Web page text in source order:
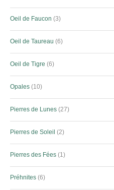
Oeil de Faucon 3
Oeil de Taureau 6
Oeil de Tigre 6
Opales 10
Pierres de Lunes 27
Pierres de Soleil 2
Pierres des Fées 1
Préhnites 6